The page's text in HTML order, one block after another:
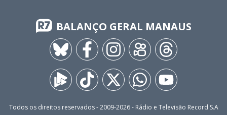
BALANÇO GERAL MANAUS
Todos os direitos reservados - 2009-2026- Rádio e Televisão Record S.A